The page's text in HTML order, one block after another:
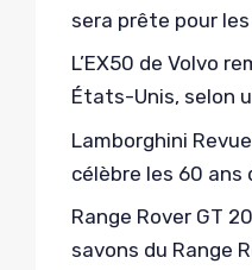
sera prête pour
L’EX50 de Volvo
États-Unis, selon
Lamborghini
célèbre les 60 ans
Range Rover GT
savons du Range